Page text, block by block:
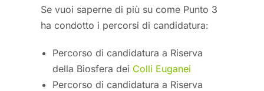
Se vuoi saperne di più su come Punto 3
ha condotto i percorsi di candidatura:
Percorso di candidatura a Riserva
della Biosfera dei Colli Euganei
Percorso di candidatura a Riserva